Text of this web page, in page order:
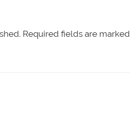
Required fields are marked